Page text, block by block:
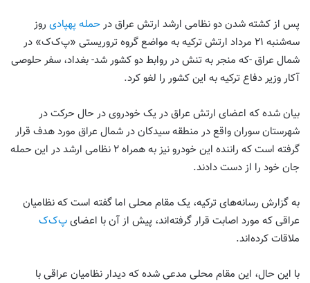
پس از کشته شدن دو نظامی ارشد ارتش عراق درحمله پهپادی روز
سه‌شنبه ۲۱ مرداد ارتش ترکیه به مواضع گروه تروریستی «پ‌ک‌ک» در
شمال عراق -که منجر به تنش در روابط دو کشور شد- بغداد، سفر حلوصی
آکار وزیر دفاع ترکیه به این کشور را لغو کرد.
بیان شده که اعضای ارتش عراق در یک خودروی در حال حرکت در
شهرستان سوران واقع در منطقه سیدکان در شمال عراق مورد هدف قرار
گرفته است که راننده این خودرو نیز به همراه ۲ نظامی ارشد در این حمله
جان خود را از دست دادند.
به گزارش رسانه‌های ترکیه، یک مقام محلی اما گفته است که نظامیان
عراقی که مورد اصابت قرار گرفته‌اند، پیش از آن با اعضایپ‌ک‌ک
ملاقات کرده‌اند.
با این حال، این مقام محلی مدعی شده که دیدار نظامیان عراقی با